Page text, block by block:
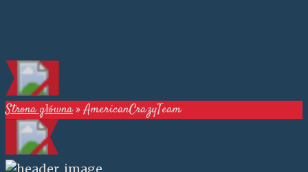
Strona główna»AmericanCrazyTeam